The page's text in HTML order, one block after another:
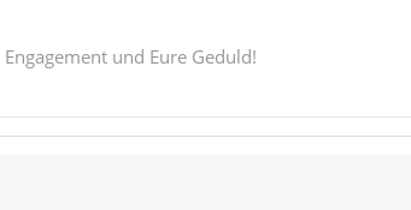
und Eure Geduld!